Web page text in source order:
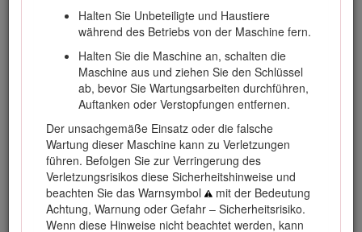
Halten Sie Unbeteiligte und Haustiere
während des Betriebs von der Maschine fern.
Halten Sie die Maschine an, schalten die
Maschine aus und ziehen Sie den Schlüssel
ab, bevor Sie Wartungsarbeiten durchführen,
Auftanken oder Verstopfungen entfernen.
Der unsachgemäße Einsatz oder die falsche
Wartung dieser Maschine kann zu Verletzungen
führen. Befolgen Sie zur Verringerung des
Verletzungsrisikos diese Sicherheitshinweise und
beachten Sie das Warnsymbol
mit der Bedeutung
Achtung, Warnung oder Gefahr – Sicherheitsrisiko.
Wenn diese Hinweise nicht beachtet werden, kann
Bild 1
Typenschild mit Modell- und Seriennummer